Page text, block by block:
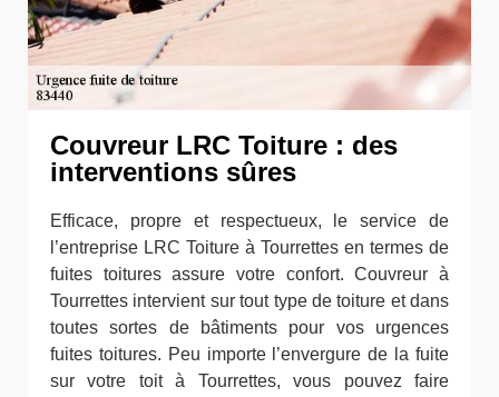
Couvreur LRC Toiture : des
interventions sûres
Efficace, propre et respectueux, le service de
l’entreprise LRC Toiture à Tourrettes en termes de
fuites toitures assure votre confort. Couvreur à
Tourrettes intervient sur tout type de toiture et dans
toutes sortes de bâtiments pour vos urgences
fuites toitures. Peu importe l’envergure de la fuite
sur votre toit à Tourrettes, vous pouvez faire